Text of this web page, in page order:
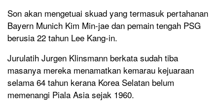
Son akan mengetuai skuad yang termasuk pertahanan
Bayern Munich Kim Min-jae dan pemain tengah PSG
berusia 22 tahun Lee Kang-in.
Jurulatih Jurgen Klinsmann berkata sudah tiba
masanya mereka menamatkan kemarau kejuaraan
selama 64 tahun kerana Korea Selatan belum
memenangi Piala Asia sejak 1960.